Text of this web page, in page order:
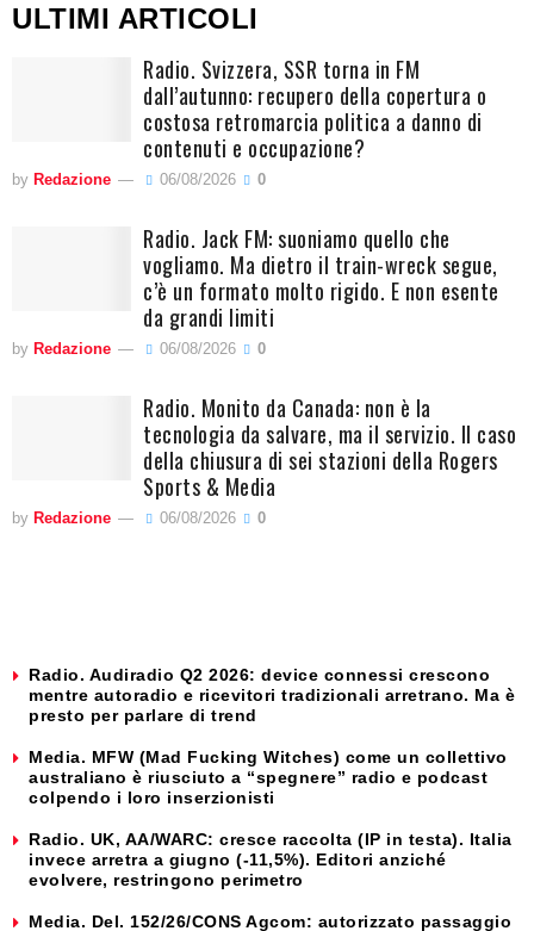
ULTIMI ARTICOLI
Radio. Svizzera, SSR torna in FM
dall’autunno: recupero della copertura o
costosa retromarcia politica a danno di
contenuti e occupazione?
by Redazione 06/08/2026 0
Radio. Jack FM: suoniamo quello che
vogliamo. Ma dietro il train-wreck segue,
c’è un formato molto rigido. E non esente
da grandi limiti
by Redazione 06/08/2026 0
Radio. Monito da Canada: non è la
tecnologia da salvare, ma il servizio. Il caso
della chiusura di sei stazioni della Rogers
Sports & Media
by Redazione 06/08/2026 0
Radio. Audiradio Q2 2026: device connessi crescono
mentre autoradio e ricevitori tradizionali arretrano. Ma è
presto per parlare di trend
Media. MFW (Mad Fucking Witches) come un collettivo
australiano è riusciuto a “spegnere” radio e podcast
colpendo i loro inserzionisti
Radio. UK, AA/WARC: cresce raccolta (IP in testa). Italia
invece arretra a giugno (-11,5%). Editori anziché
evolvere, restringono perimetro
Media. Del. 152/26/CONS Agcom: autorizzato passaggio